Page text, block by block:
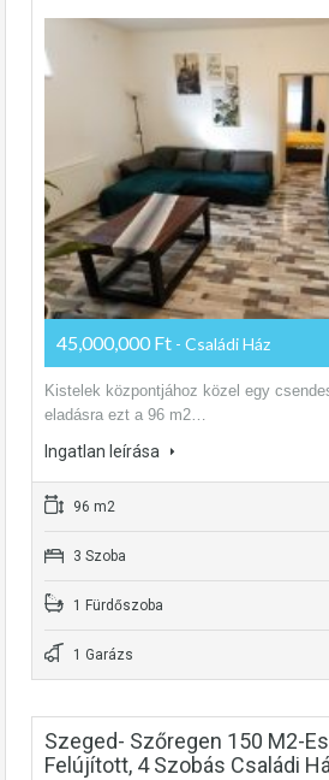
45,000,000 Ft - Családi Ház
Kistelek központjához közel egy
eladásra ezt a 96 m2…
Ingatlan leírása
96 m2
3 Szoba
1 Fürdőszoba
1 Garázs
Szeged- Szőregen 150 M2-
Felújított, 4 Szobás Családi